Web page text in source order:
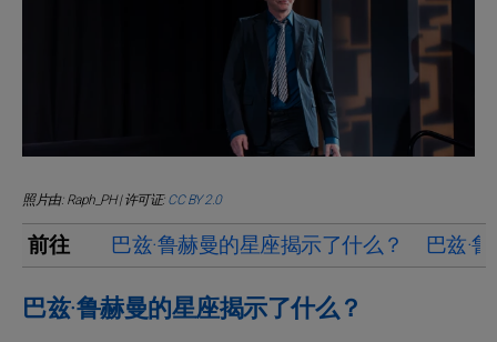
照片由: Raph_PH | 许可证:CC BY 2.0
前往 巴兹·鲁赫曼的星座揭示了什么？ 巴兹·
巴兹·鲁赫曼的星座揭示了什么？